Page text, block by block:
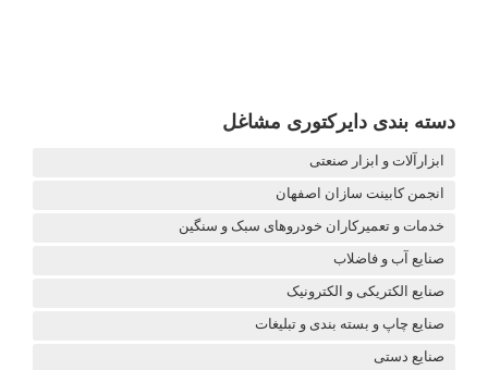
دسته بندی دایرکتوری مشاغل
ابزارآلات و ابزار صنعتی
انجمن کابینت سازان اصفهان
خدمات و تعمیرکاران خودروهای سبک و سنگین
صنایع آب و فاضلاب
صنایع الکتریکی و الکترونیک
صنایع چاپ و بسته بندی و تبلیغات
صنایع دستی